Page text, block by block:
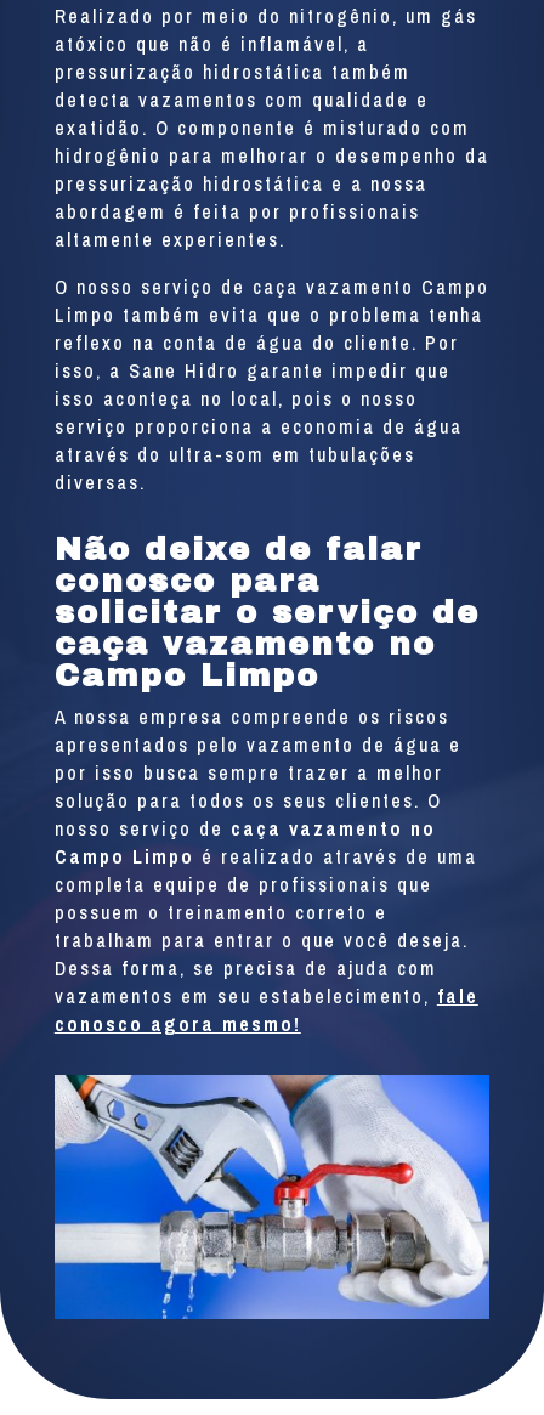
Realizado por meio do nitrogênio, um gás
atóxico que não é inflamável, a
pressurização hidrostática também
detecta vazamentos com qualidade e
exatidão. O componente é misturado com
hidrogênio para melhorar o desempenho da
pressurização hidrostática e a nossa
abordagem é feita por profissionais
altamente experientes.
O nosso serviço de caça vazamento Campo
Limpo também evita que o problema tenha
reflexo na conta de água do cliente. Por
isso, a Sane Hidro garante impedir que
isso aconteça no local, pois o nosso
serviço proporciona a economia de água
através do ultra-som em tubulações
diversas.
Não deixe de falar
conosco para
solicitar o serviço de
caça vazamento no
Campo Limpo
A nossa empresa compreende os riscos
apresentados pelo vazamento de água e
por isso busca sempre trazer a melhor
solução para todos os seus clientes. O
nosso serviço de caça vazamento no
Campo Limpo é realizado através de uma
completa equipe de profissionais que
possuem o treinamento correto e
trabalham para entrar o que você deseja.
Dessa forma, se precisa de ajuda com
vazamentos em seu estabelecimento, fale
conosco agora mesmo!